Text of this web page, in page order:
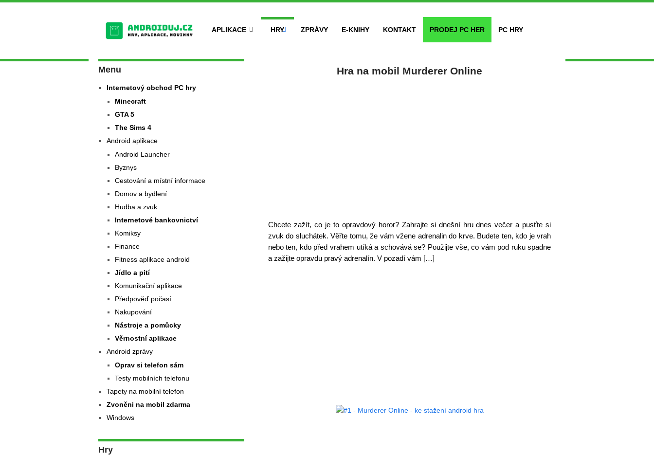
APLIKACE HRY ZPRÁVY E-KNIHY KONTAKT PRODEJ PC HER PC HRY
Hra na mobil Murderer Online
Chcete zažít, co je to opravdový horor? Zahrajte si dnešní hru dnes večer a pusťte si
zvuk do sluchátek. Věřte tomu, že vám vžene adrenalin do krve. Budete ten, kdo je vrah
nebo ten, kdo před vrahem utíká a schovává se? Použijte vše, co vám pod ruku spadne
a zažijte opravdu pravý adrenalín. V pozadí vám […]
Menu
Internetový obchod PC hry
Minecraft
GTA 5
The Sims 4
Android aplikace
Android Launcher
Byznys
Cestování a místní informace
Domov a bydlení
Hudba a zvuk
Internetové bankovnictví
Komiksy
Finance
Fitness aplikace android
Jídlo a pití
Komunikační aplikace
Předpověď počasí
Nakupování
Nástroje a pomůcky
Věrnostní aplikace
Android zprávy
Oprav si telefon sám
Testy mobilních telefonu
Tapety na mobilní telefon
Zvoněni na mobil zdarma
Windows
Hry